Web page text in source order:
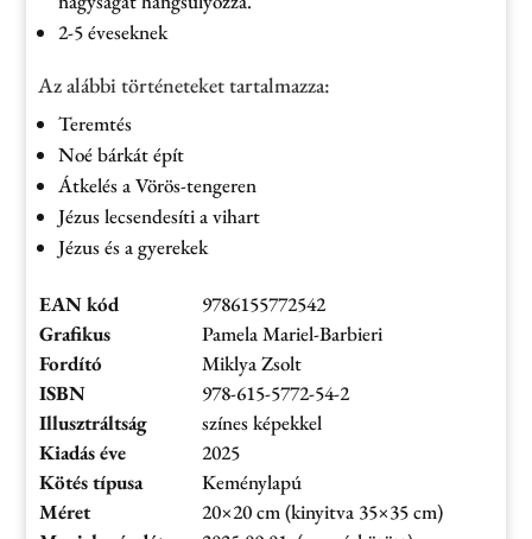
2-5 éveseknek
Az alábbi történeteket tartalmazza:
Teremtés
Noé bárkát épít
Átkelés a Vörös-tengeren
Jézus lecsendesíti a vihart
Jézus és a gyerekek
EAN kód
9786155772542
Grafikus
Pamela Mariel-Barbieri
Fordító
Miklya Zsolt
ISBN
978-615-5772-54-2
Illusztráltság
színes képekkel
Kiadás éve
2025
Kötés típusa
Keménylapú
Méret
20×20 cm (kinyitva 35×35 cm)